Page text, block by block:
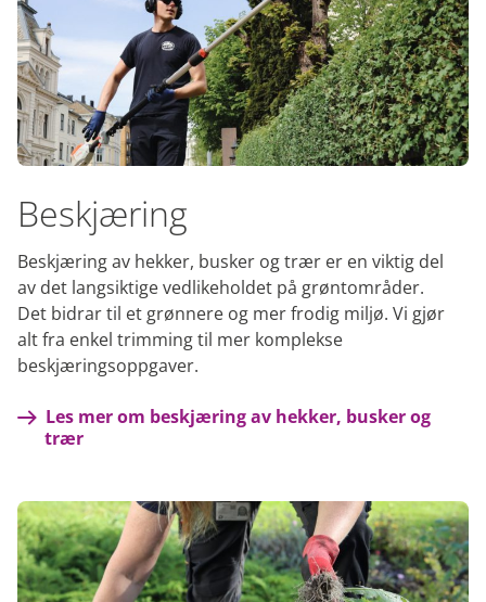
Beskjæring
Beskjæring av hekker, busker og trær er en viktig del
av det langsiktige vedlikeholdet på grøntområder.
Det bidrar til et grønnere og mer frodig miljø. Vi gjør
alt fra enkel trimming til mer komplekse
beskjæringsoppgaver.
Les mer om beskjæring av hekker, busker og
trær